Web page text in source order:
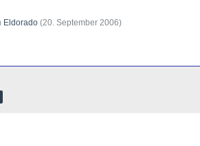
Eldorado (20. September 2006)